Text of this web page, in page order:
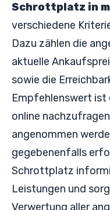
Schrottplatz in
verschiedene
Dazu zählen die
aktuelle
sowie die
Empfehlenswert ist
online
angenommen
gegebenenfalls
Schrottplatz
Leistungen und
Verwertung aller